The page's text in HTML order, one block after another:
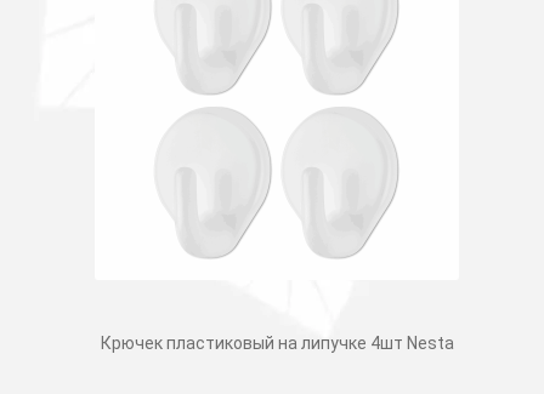
Крючек пластиковый на липучке 4шт Nesta